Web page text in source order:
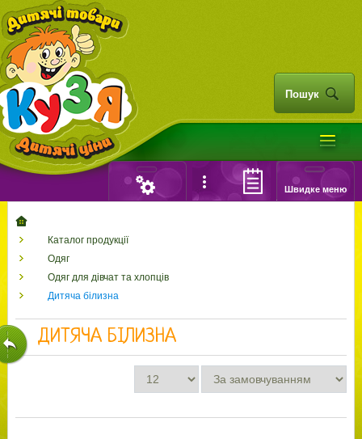
Пошук
Швидке меню
Каталог продукції
Одяг
Одяг для дівчат та хлопців
Дитяча білизна
ДИТЯЧА БІЛИЗНА